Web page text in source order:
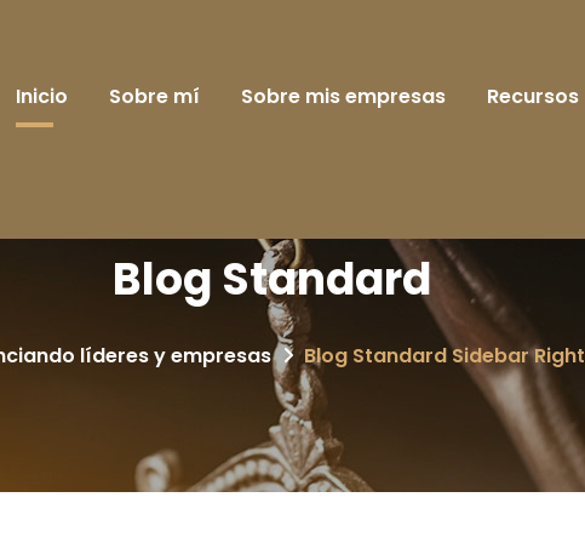
Inicio Sobre mí Sobre mis empresas Recursos
Blog Standard
líderes y empresas Blog Standard Sidebar Right